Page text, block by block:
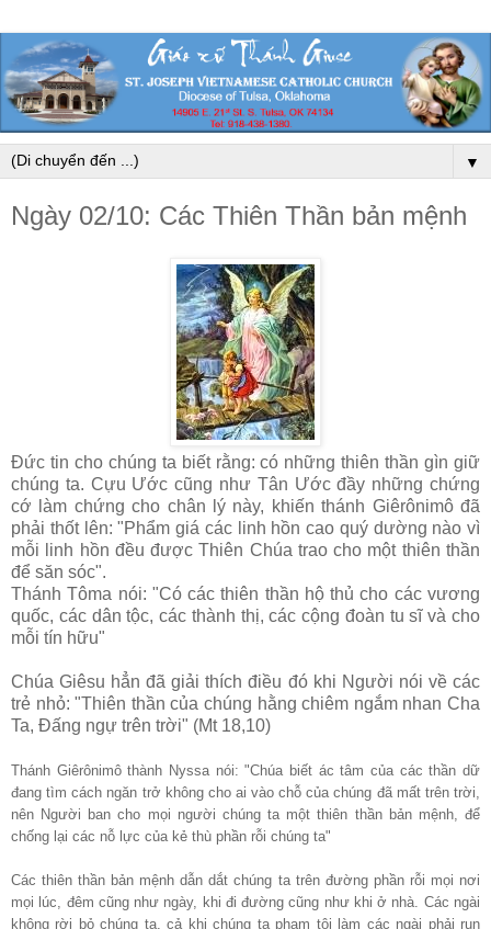
▼
Ngày 02/10: Các Thiên Thần bản mệnh
Đức tin cho chúng ta biết rằng: có những thiên thần gìn giữ
chúng ta. Cựu Ước cũng như Tân Ước đầy những chứng
cớ làm chứng cho chân lý này, khiến thánh Giêrônimô đã
phải thốt lên: "Phẩm giá các linh hồn cao quý dường nào vì
mỗi linh hồn đều được Thiên Chúa trao cho một thiên thần
để săn sóc".
Thánh Tôma nói: "Có các thiên thần hộ thủ cho các vương
quốc, các dân tộc, các thành thị, các cộng đoàn tu sĩ và cho
mỗi tín hữu"
Chúa Giêsu hẳn đã giải thích điều đó khi Người nói về các
trẻ nhỏ: "Thiên thần của chúng hằng chiêm ngắm nhan Cha
Ta, Đấng ngự trên trời" (Mt 18,10)
Thánh Giêrônimô thành Nyssa nói: "Chúa biết ác tâm của các thần dữ
đang tìm cách ngăn trở không cho ai vào chỗ của chúng đã mất trên trời,
nên Người ban cho mọi người chúng ta một thiên thần bản mệnh, để
chống lại các nỗ lực của kẻ thù phần rỗi chúng ta"
Các thiên thần bản mệnh dẫn dắt chúng ta trên đường phần rỗi mọi nơi
mọi lúc, đêm cũng như ngày, khi đi đường cũng như khi ở nhà. Các ngài
không rời bỏ chúng ta, cả khi chúng ta phạm tội làm các ngài phải run